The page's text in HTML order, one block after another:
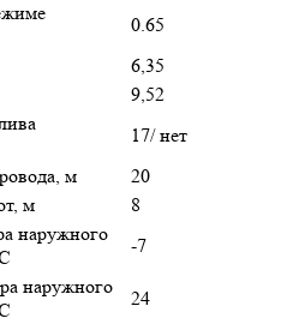
0.65
6,35
9,52
17/ нет
м
20
м
8
наружного
-7
наружного
24